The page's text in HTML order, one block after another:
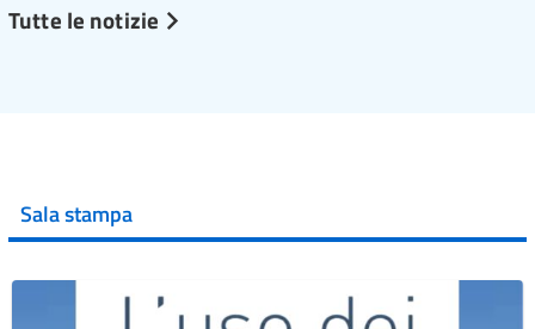
Tutte le notizie
Sala stampa